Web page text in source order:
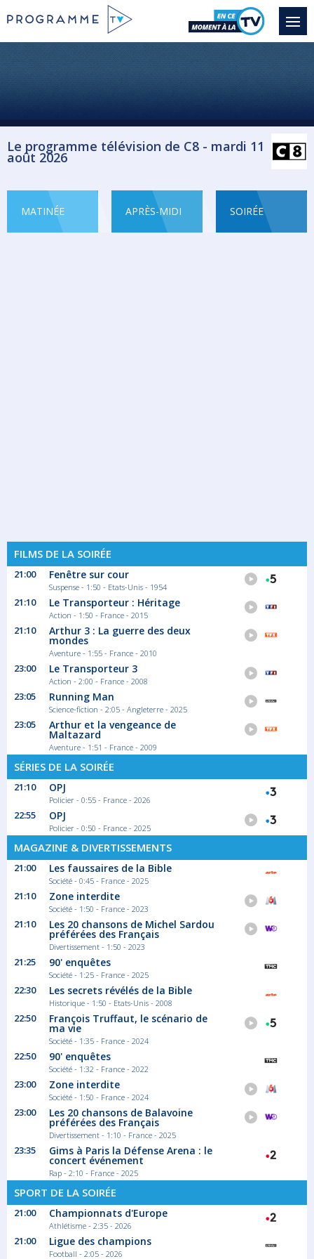
Le programme télévision de C8 - mardi 11
août 2026
MATINÉE APRÈS-MIDI SOIRÉE
FILMS DE LA SOIRÉE
21:00 Fenêtre sur cour
Suspense - 1:50 - Etats-Unis - 1954
21:10 Le Transporteur : Héritage
Action - 1:50 - France - 2015
21:10 Arthur 3 : La guerre des deux
mondes
Aventure - 1:55 - France - 2010
23:00 Le Transporteur 3
Action - 2:00 - France - 2008
23:05 Running Man
Science-fiction - 2:05 - Angleterre - 2025
23:05 Arthur et la vengeance de
Maltazard
Aventure - 1:51 - France - 2009
SÉRIES DE LA SOIRÉE
21:10 OPJ
Policier - 0:55 - France - 2026
22:55 OPJ
Policier - 0:50 - France - 2025
MAGAZINE & DIVERTISSEMENTS
21:00 Les faussaires de la Bible
Société - 0:45 - France - 2025
21:10 Zone interdite
Société - 1:50 - France - 2023
21:10 Les 20 chansons de Michel Sardou
préférées des Français
Divertissement - 1:50 - 2023
21:25 90' enquêtes
Société - 1:25 - France - 2025
22:30 Les secrets révélés de la Bible
Historique - 1:50 - Etats-Unis - 2008
22:50 François Truffaut, le scénario de
ma vie
Société - 1:35 - France - 2024
22:50 90' enquêtes
Société - 1:32 - France - 2022
23:00 Zone interdite
Société - 1:50 - France - 2024
23:00 Les 20 chansons de Balavoine
préférées des Français
Divertissement - 1:10 - France - 2025
23:35 Gims à Paris la Défense Arena : le
concert événement
Rap - 2:10 - France - 2025
SPORT DE LA SOIRÉE
21:00 Championnats d'Europe
Athlétisme - 2:35 - 2026
21:00 Ligue des champions
Football - 2:05 - 2026